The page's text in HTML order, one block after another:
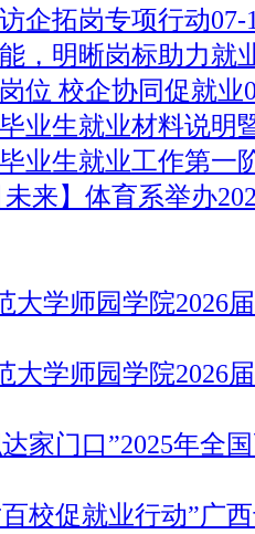
企拓岗专项行动07-
，明晰岗标助力就
位 校企协同促就业
业生就业材料说明
业生就业工作第一
未来】体育系举办
大学师园学院2026
大学师园学院2026
家门口”2025年全
校促就业行动”广